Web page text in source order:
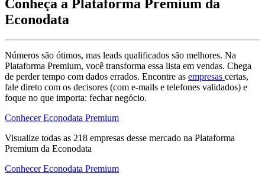
Conheça a Plataforma Premium da
Econodata
Números são ótimos, mas leads qualificados são melhores. Na
Plataforma Premium, você transforma essa lista em vendas. Chega
de perder tempo com dados errados. Encontre as empresas certas,
fale direto com os decisores (com e-mails e telefones validados) e
foque no que importa: fechar negócio.
Conhecer Econodata Premium
Visualize todas as 218 empresas desse mercado na Plataforma
Premium da Econodata
Conhecer Econodata Premium